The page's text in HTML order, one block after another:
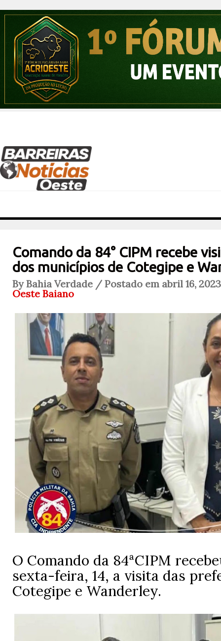
Comando da 84° CIPM recebe
dos municípios de Cotegipe e
By Bahia Verdade / Postado em abril 16,
Oeste Baiano
O Comando da 84ªCIPM
sexta-feira, 14, a visita das
Cotegipe e Wanderley.